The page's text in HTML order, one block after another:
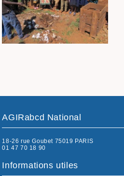
AGIRabcd National
18-26 rue Goubet 75019 PARIS
01 47 70 18 90
Informations utiles